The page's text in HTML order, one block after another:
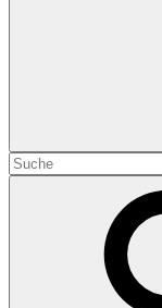
Search
for: